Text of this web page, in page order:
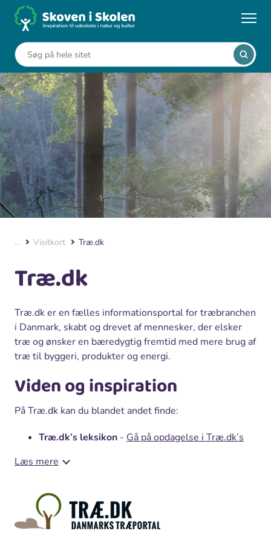
... Visitkort Træ.dk
Træ.dk
Træ.dk er en fælles informationsportal for træbranchen
i Danmark, skabt og drevet af mennesker, der elsker
træ og ønsker en bæredygtig fremtid med mere brug af
træ til byggeri, produkter og energi.
Viden og inspiration
På Træ.dk kan du blandet andet finde:
Træ.dk’s leksikon - Gå på opdagelse i Træ.dk’s
vidensartikler om træ.
lager?
ud af, hvor meget CO2 dine træprodukter
gemmer på– og dermed holder ude af
Læs mere